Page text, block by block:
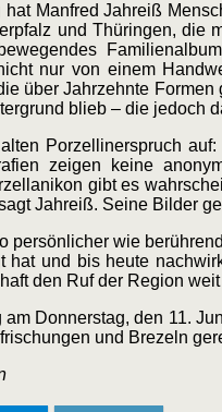
Manfred Jahreiß
und Thüringen,
nur von einem
über Jahrzehnte
blieb – die jedoch
Porzellinerspruch
zeigen keine
gibt es
Jahreiß. Seine Bilder
persönlicher wie
hat und bis heute
den Ruf der Region
Donnerstag, den 11.
und Brezeln